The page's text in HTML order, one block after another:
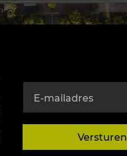
E-mailadres
Versturen